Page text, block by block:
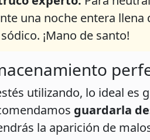
una noche entera llena
¡Mano de santo!
utilizando, lo ideal es
guardarla
la aparición de